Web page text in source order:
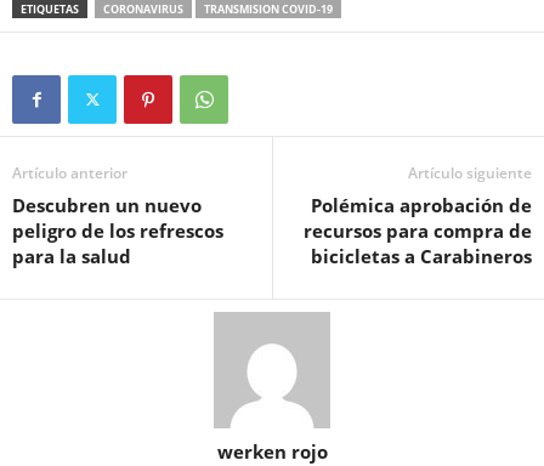
ETIQUETAS CORONAVIRUS TRANSMISION COVID-19
Artículo anterior
Descubren un nuevo
peligro de los refrescos
para la salud
Artículo siguiente
Polémica aprobación de
recursos para compra de
bicicletas a Carabineros
werken rojo